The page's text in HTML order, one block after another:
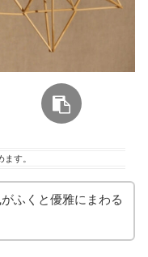
ます。
ふくと優雅にまわる